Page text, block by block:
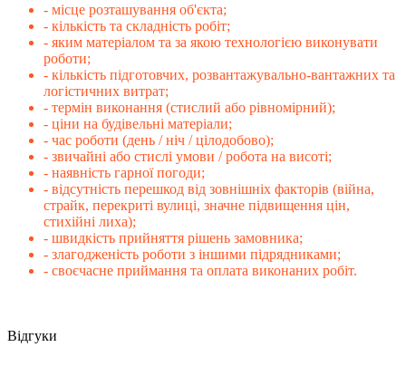
- місце розташування об'єкта;
- кількість та складність робіт;
- яким матеріалом та за якою технологією виконувати
роботи;
- кількість підготовчих, розвантажувально-вантажних та
логістичних витрат;
- термін виконання (стислий або рівномірний);
- ціни на будівельні матеріали;
- час роботи (день / ніч / цілодобово);
- звичайні або стислі умови / робота на висоті;
- наявність гарної погоди;
- відсутність перешкод від зовнішніх факторів (війна,
страйк, перекриті вулиці, значне підвищення цін,
стихійні лиха);
- швидкість прийняття рішень замовника;
- злагодженість роботи з іншими підрядниками;
- своєчасне приймання та оплата виконаних робіт.
Відгуки